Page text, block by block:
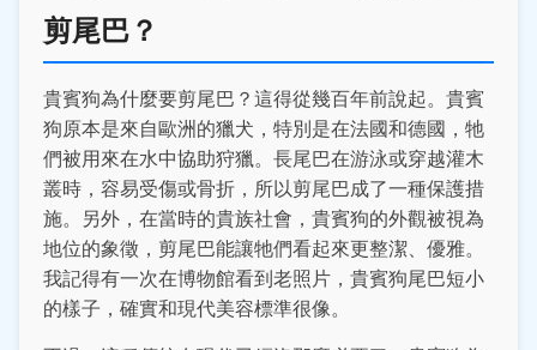
剪尾巴？
貴賓狗為什麼要剪尾巴？這得從幾百年前說起。貴賓
狗原本是來自歐洲的獵犬，特別是在法國和德國，牠
們被用來在水中協助狩獵。長尾巴在游泳或穿越灌木
叢時，容易受傷或骨折，所以剪尾巴成了一種保護措
施。另外，在當時的貴族社會，貴賓狗的外觀被視為
地位的象徵，剪尾巴能讓牠們看起來更整潔、優雅。
我記得有一次在博物館看到老照片，貴賓狗尾巴短小
的樣子，確實和現代美容標準很像。